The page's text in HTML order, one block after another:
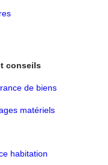
conseils
de biens
matériels
habitation